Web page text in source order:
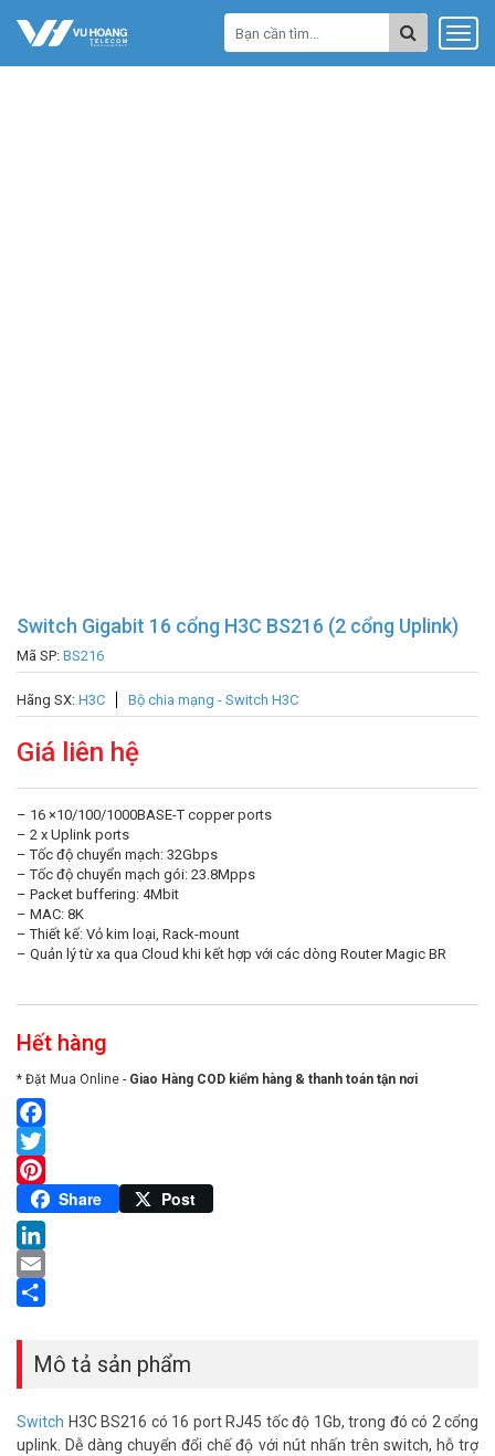
Switch Gigabit 16 cổng H3C BS216 (2 cổng Uplink)
Mã SP: BS216
Hãng SX: H3C Bộ chia mạng - Switch H3C
Giá liên hệ
– 16 ×10/100/1000BASE-T copper ports
– 2 x Uplink ports
– Tốc độ chuyển mạch: 32Gbps
– Tốc độ chuyển mạch gói: 23.8Mpps
– Packet buffering: 4Mbit
– MAC: 8K
– Thiết kế: Vỏ kim loại, Rack-mount
– Quản lý từ xa qua Cloud khi kết hợp với các dòng Router Magic BR
Hết hàng
* Đặt Mua Online - Giao Hàng COD kiểm hàng & thanh toán tận nơi
Facebook
Twitter
Pinterest
Share Post
LinkedIn
Email
Mô tả sản phẩm
Switch H3C BS216 có 16 port RJ45 tốc độ 1Gb, trong đó có 2 cổng
uplink. Dễ dàng chuyển đổi chế độ với nút nhấn trên switch, hỗ trợ